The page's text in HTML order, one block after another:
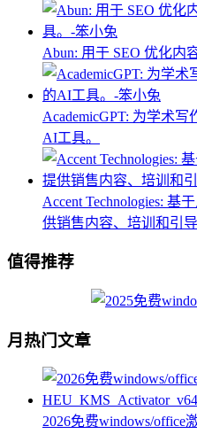
Abun: 用于 SEO 优化内
AcademicGPT: 为学术
AI工具。
Accent Technologies: 基
供销售内容、培训和引导
值得推荐
月热门文章
2026免费windows/office